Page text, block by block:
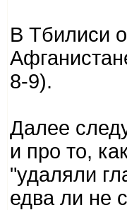
В Тбилиси
8-9).
Далее
и про то,
"удаляли
едва ли не